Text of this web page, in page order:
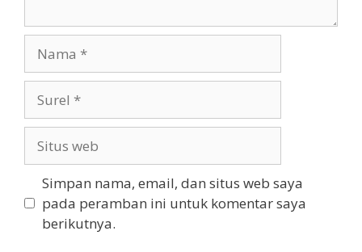
web
Simpan nama, email, dan situs web saya
pada peramban ini untuk komentar saya
berikutnya.